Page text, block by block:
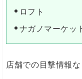
ロフト
ナガノマーケッ
店舗での目撃情報